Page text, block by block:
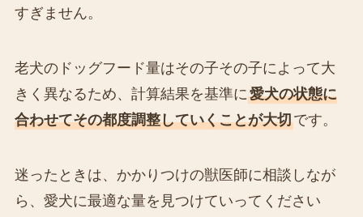
すぎません。
老犬のドッグフード量はその子その子によって大
きく異なるため、計算結果を基準に愛犬の状態に
合わせてその都度調整していくことが大切です。
迷ったときは、かかりつけの獣医師に相談しなが
ら、愛犬に最適な量を見つけていってください